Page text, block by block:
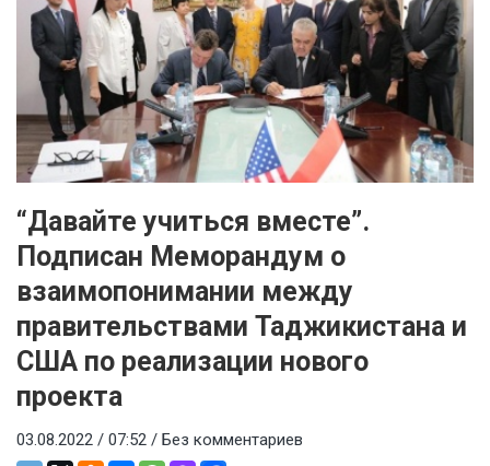
“Давайте учиться вместе”.
Подписан Меморандум о
взаимопонимании между
правительствами Таджикистана и
США по реализации нового
проекта
03.08.2022 / 07:52 / Без комментариев